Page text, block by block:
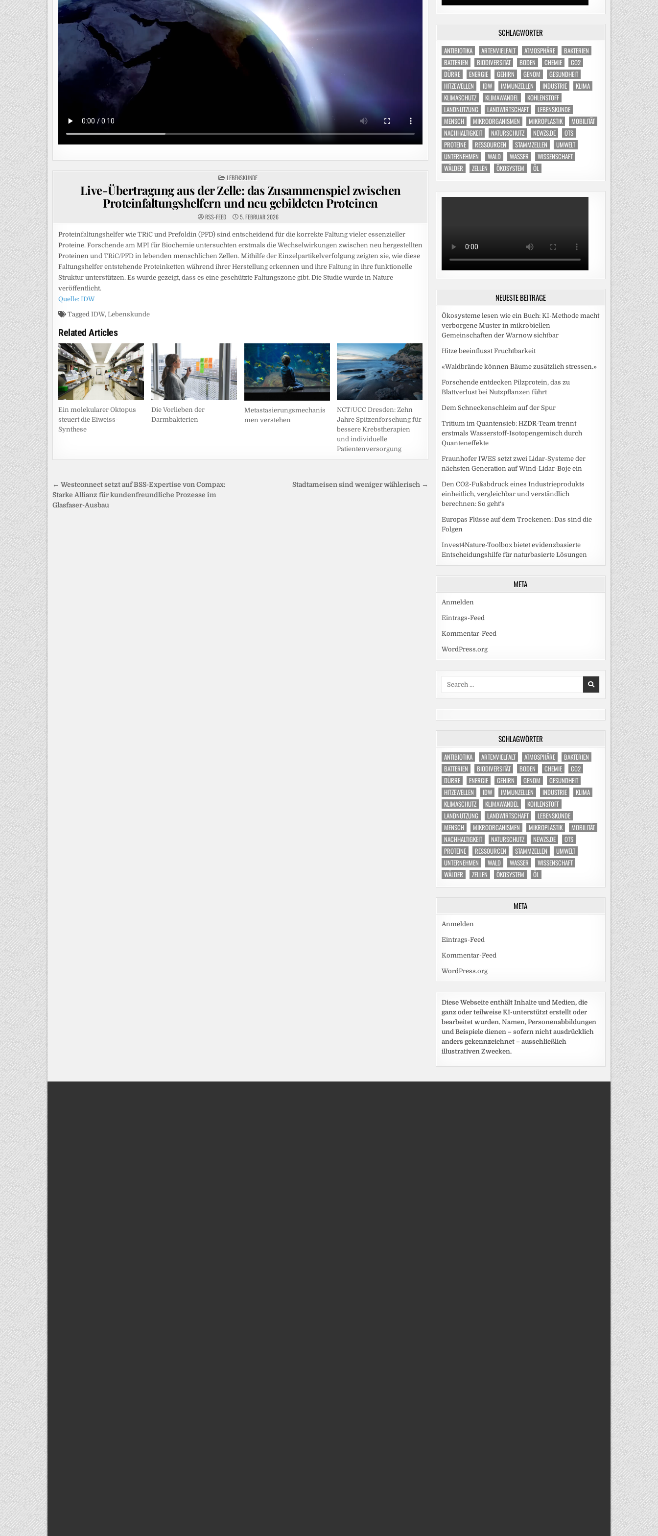
POSTED
IN
LEBENSKUNDE
Live-Übertragung aus der Zelle: das Zusammenspiel zwischen
Proteinfaltungshelfern und neu gebildeten Proteinen
RSS-FEED 5. FEBRUAR 2026
Proteinfaltungshelfer wie TRiC und Prefoldin (PFD) sind entscheidend für die korrekte Faltung vieler essenzieller
Proteine. Forschende am MPI für Biochemie untersuchten erstmals die Wechselwirkungen zwischen neu hergestellten
Proteinen und TRiC/PFD in lebenden menschlichen Zellen. Mithilfe der Einzelpartikelverfolgung zeigten sie, wie diese
Faltungshelfer entstehende Proteinketten während ihrer Herstellung erkennen und ihre Faltung in ihre funktionelle
Struktur unterstützen. Es wurde gezeigt, dass es eine geschützte Faltungszone gibt. Die Studie wurde in Nature
veröffentlicht.
Quelle: IDW
Tagged IDW, Lebenskunde
Related Articles
Ein molekularer Oktopus
steuert die Eiweiss-
Synthese
Die Vorlieben der
Darmbakterien
Metastasierungsmechanis
men verstehen
NCT/UCC Dresden: Zehn
Jahre Spitzenforschung für
bessere Krebstherapien
und individuelle
Patientenversorgung
Beitragsnavigation Stadtameisen sind weniger wählerisch →
← Westconnect setzt auf BSS-Expertise von Compax:
Starke Allianz für kundenfreundliche Prozesse im
Glasfaser-Ausbau
SCHLAGWÖRTER
ANTIBIOTIKA ARTENVIELFALT ATMOSPHÄRE
BAKTERIEN
BATTERIEN
BIODIVERSITÄT BODEN CHEMIE
CO2
DÜRRE
ENERGIE GEHIRN GENOM
GESUNDHEIT
HITZEWELLEN
IDW IMMUNZELLEN INDUSTRIE
KLIMA
KLIMASCHUTZ
KLIMAWANDEL
KOHLENSTOFF
LANDNUTZUNG
LANDWIRTSCHAFT
LEBENSKUNDE
MENSCH
MIKROORGANISMEN MIKROPLASTIK
MOBILITÄT
NACHHALTIGKEIT
NATURSCHUTZ NEWZS.DE
OTS
PROTEINE
RESSOURCEN STAMMZELLEN
UMWELT
UNTERNEHMEN
WALD WASSER
WISSENSCHAFT
WÄLDER
ZELLEN ÖKOSYSTEM ÖL
NEUESTE BEITRÄGE
Ökosysteme lesen wie ein Buch: KI-Methode macht
verborgene Muster in mikrobiellen
Gemeinschaften der Warnow sichtbar
Hitze beeinflusst Fruchtbarkeit
«Waldbrände können Bäume zusätzlich stressen.»
Forschende entdecken Pilzprotein, das zu
Blattverlust bei Nutzpflanzen führt
Dem Schneckenschleim auf der Spur
Tritium im Quantensieb: HZDR-Team trennt
erstmals Wasserstoff-Isotopengemisch durch
Quanteneffekte
Fraunhofer IWES setzt zwei Lidar-Systeme der
nächsten Generation auf Wind-Lidar-Boje ein
Den CO2-Fußabdruck eines Industrieprodukts
einheitlich, vergleichbar und verständlich
berechnen: So geht‘s
Europas Flüsse auf dem Trockenen: Das sind die
Folgen
Invest4Nature-Toolbox bietet evidenzbasierte
Entscheidungshilfe für naturbasierte Lösungen
META
Anmelden
Eintrags-Feed
Kommentar-Feed
WordPress.org
SCHLAGWÖRTER
ANTIBIOTIKA ARTENVIELFALT ATMOSPHÄRE
BAKTERIEN
BATTERIEN
BIODIVERSITÄT BODEN CHEMIE
CO2
DÜRRE
ENERGIE GEHIRN GENOM
GESUNDHEIT
HITZEWELLEN
IDW IMMUNZELLEN INDUSTRIE
KLIMA
KLIMASCHUTZ
KLIMAWANDEL
KOHLENSTOFF
LANDNUTZUNG
LANDWIRTSCHAFT
LEBENSKUNDE
MENSCH
MIKROORGANISMEN MIKROPLASTIK
MOBILITÄT
NACHHALTIGKEIT
NATURSCHUTZ NEWZS.DE
OTS
PROTEINE
RESSOURCEN STAMMZELLEN
UMWELT
UNTERNEHMEN
WALD WASSER
WISSENSCHAFT
WÄLDER
ZELLEN ÖKOSYSTEM ÖL
META
Anmelden
Eintrags-Feed
Kommentar-Feed
WordPress.org
Diese Webseite enthält Inhalte und Medien, die
ganz oder teilweise KI-unterstützt erstellt oder
bearbeitet wurden. Namen, Personenabbildungen
und Beispiele dienen – sofern nicht ausdrücklich
anders gekennzeichnet – ausschließlich
illustrativen Zwecken.